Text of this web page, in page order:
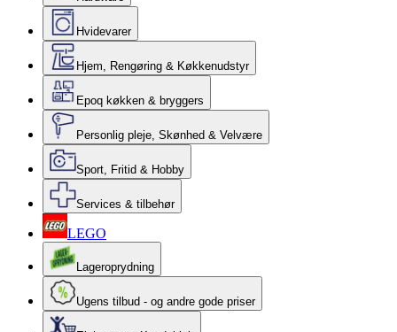
Hvidevarer
Hjem, Rengøring & Køkkenudstyr
Epoq køkken & bryggers
Personlig pleje, Skønhed & Velvære
Sport, Fritid & Hobby
Services & tilbehør
LEGO
Lageroprydning
Ugens tilbud - og andre gode priser